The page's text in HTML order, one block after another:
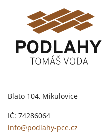
Blato 104, Mikulovice
IČ: 74286064
info@podlahy-pce.cz